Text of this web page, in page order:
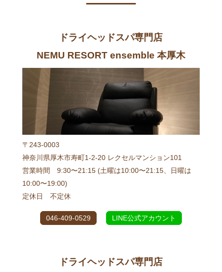
ドライヘッドスパ専門店
NEMU RESORT ensemble 本厚木
〒243-0003
神奈川県厚木市寿町1-2-20 レクセルマンション101
営業時間 9:30〜21:15 (土曜は10:00〜21:15、日曜は
10:00〜19:00)
定休日 不定休
046-409-0529 LINE公式アカウント
ドライヘッドスパ専門店